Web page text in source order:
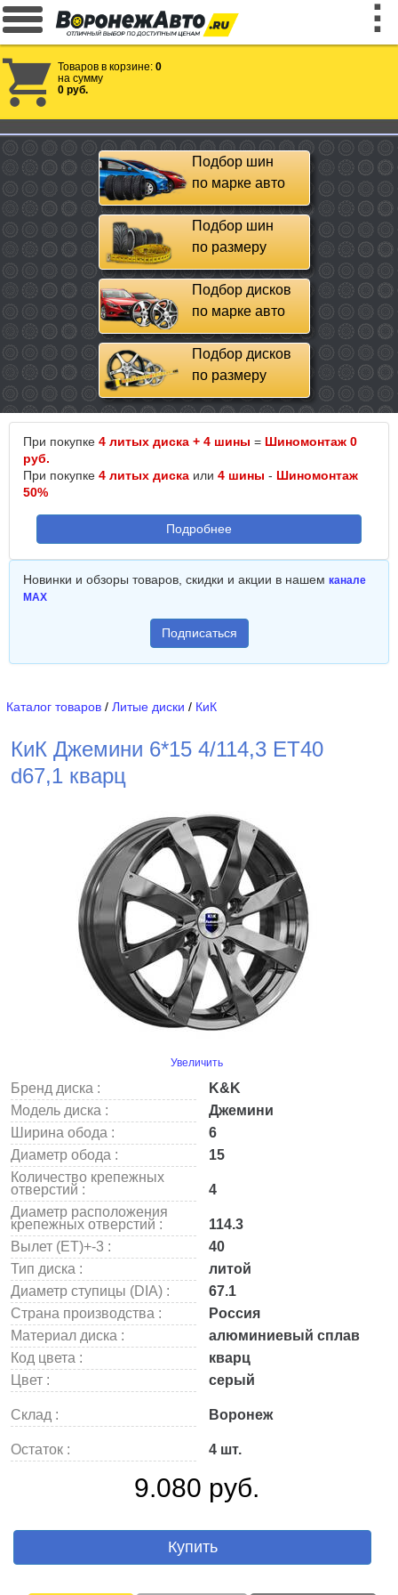
Товаров в корзине: 0
на сумму
0 руб.
Подбор шин
по марке авто
Подбор шин
по размеру
Подбор дисков
по марке авто
Подбор дисков
по размеру
При покупке 4 литых диска + 4 шины = Шиномонтаж 0
руб.
При покупке 4 литых диска или 4 шины - Шиномонтаж
50%
Подробнее
Новинки и обзоры товаров, скидки и акции в нашем канале
MAX
Подписаться
Каталог товаров / Литые диски / КиК
КиК Джемини 6*15 4/114,3 ET40
d67,1 кварц
Увеличить
Бренд диска :
K&K
Модель диска :
Джемини
Ширина обода :
6
Диаметр обода :
15
Количество крепежных
отверстий :
4
Диаметр расположения
крепежных отверстий :
114.3
Вылет (ET)+-3 :
40
Тип диска :
литой
Диаметр ступицы (DIA) :
67.1
Страна производства :
Россия
Материал диска :
алюминиевый сплав
Код цвета :
кварц
Цвет :
серый
Склад : Воронеж
Остаток : 4 шт.
9.080 руб.
Купить